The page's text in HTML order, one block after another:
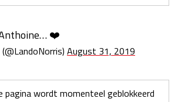
❤️
August 31, 2019
pagina wordt momenteel geblokkeerd